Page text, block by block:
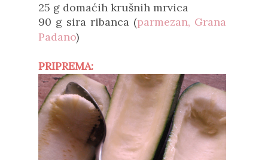
25 g domaćih krušnih mrvica
90 g sira ribanca (parmezan, Grana
Padano)
PRIPREMA: